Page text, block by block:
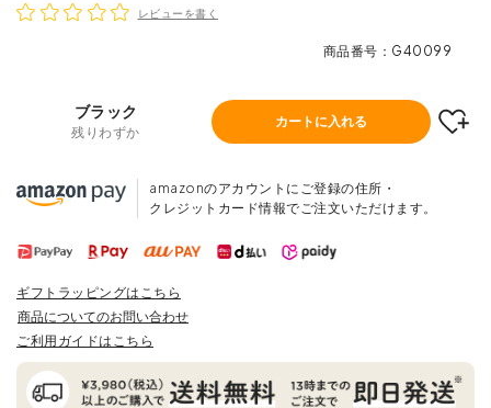
レビューを書く
商品番号 G40099
ブラック
残りわずか
カートに入れる
amazonのアカウントにご登録の住所・
クレジットカード情報でご注文いただけます。
ギフトラッピングはこちら
商品についてのお問い合わせ
ご利用ガイドはこちら